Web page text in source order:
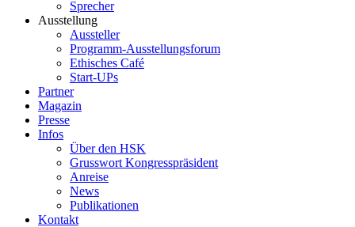
Sprecher
Ausstellung
Aussteller
Programm-Ausstellungsforum
Ethisches Café
Start-UPs
Partner
Magazin
Presse
Infos
Über den HSK
Grusswort Kongresspräsident
Anreise
News
Publikationen
Kontakt